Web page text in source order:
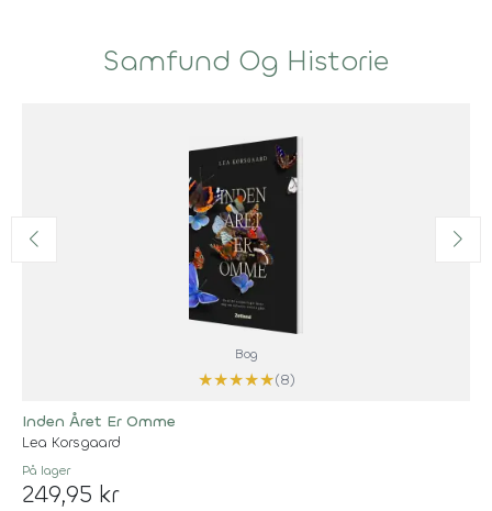
Samfund Og Historie
Bog
★★★★★(8)
Inden Året Er Omme
Lea Korsgaard
På lager
249,95 kr